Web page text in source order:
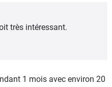
très intéressant.
1 mois avec environ 20